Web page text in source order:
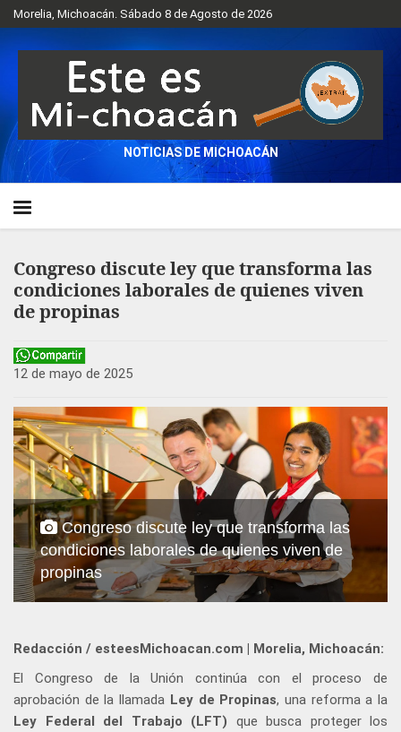
Morelia, Michoacán. Sábado 8 de Agosto de 2026
NOTICIAS DE MICHOACÁN
Congreso discute ley que transforma las
condiciones laborales de quienes viven
de propinas
12 de mayo de 2025
Congreso discute ley que transforma las
condiciones laborales de quienes viven de
propinas
Redacción / esteesMichoacan.com | Morelia, Michoacán:
El Congreso de la Unión continúa con el proceso de
aprobación de la llamada Ley de Propinas, una reforma a la
Ley Federal del Trabajo (LFT) que busca proteger los